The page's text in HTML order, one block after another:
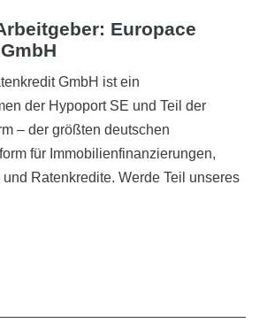
Europace
GmbH ist ein
der Hypoport SE und Teil der
– der größten deutschen
für Immobilienfinanzierungen,
Ratenkredite. Werde Teil unseres